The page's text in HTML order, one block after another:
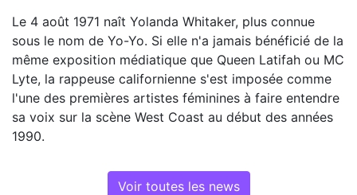
Le 4 août 1971 naît Yolanda Whitaker, plus connue
sous le nom de Yo-Yo. Si elle n'a jamais bénéficié de la
même exposition médiatique que Queen Latifah ou MC
Lyte, la rappeuse californienne s'est imposée comme
l'une des premières artistes féminines à faire entendre
sa voix sur la scène West Coast au début des années
1990.
Voir toutes les news